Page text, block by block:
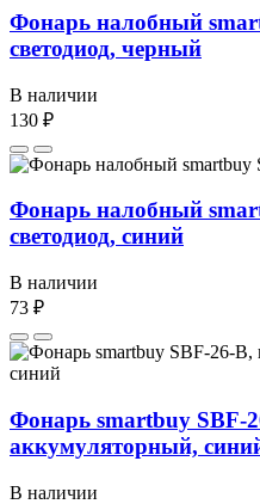
Фонарь налобный
светодиод, черный
В наличии
130 ₽
Фонарь налобный
светодиод, синий
В наличии
73 ₽
Фонарь smartbuy SBF-
аккумуляторный,
В наличии